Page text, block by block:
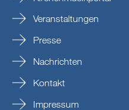
Veranstaltungen
Presse
Nachrichten
Kontakt
Impressum